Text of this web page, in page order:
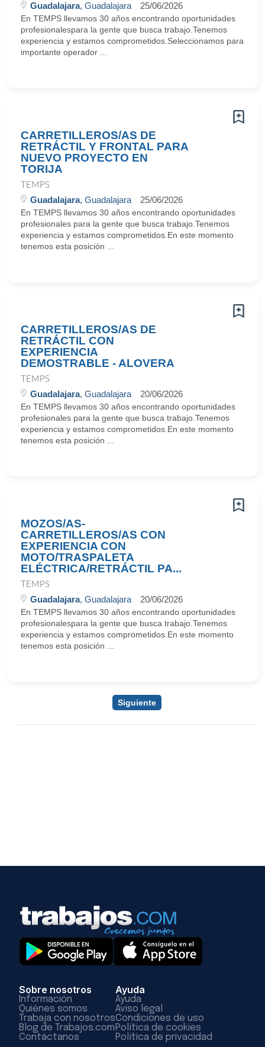
Guadalajara, Guadalajara 25/06/2026
En TEMPS llevamos 30 años encontrando oportunidades
profesionalespara la gente que busca trabajo.Tenemos
experiencia y estamos comprometidos.Seleccionamos para
importante operador ...
CARRETILLEROS/AS DE
RETRÁCTIL Y FRONTAL PARA
NUEVO PROYECTO EN
TORIJA
TEMPS
Guadalajara, Guadalajara 25/06/2026
En TEMPS llevamos 30 años encontrando oportunidades
profesionales para la gente que busca trabajo.Tenemos
experiencia y estamos comprometidos.En este momento
tenemos esta posición ...
CARRETILLEROS/AS DE
RETRÁCTIL CON
EXPERIENCIA
DEMOSTRABLE - ALOVERA
TEMPS
Guadalajara, Guadalajara 20/06/2026
En TEMPS llevamos 30 años encontrando oportunidades
profesionales para la gente que busca trabajo.Tenemos
experiencia y estamos comprometidos.En este momento
tenemos esta posición ...
MOZOS/AS-
CARRETILLEROS/AS CON
EXPERIENCIA CON
MOTO/TRASPALETA
ELÉCTRICA/RETRÁCTIL PA...
TEMPS
Guadalajara, Guadalajara 20/06/2026
En TEMPS llevamos 30 años encontrando oportunidades
profesionalespara la gente que busca trabajo.Tenemos
experiencia y estamos comprometidos.En este momento
tenemos esta posición ...
Siguiente
Sobre nosotros
Información
Quiénes somos
Trabaja con nosotros
Blog de Trabajos.com
Contáctanos
Ayuda
Ayuda
Aviso legal
Condiciones de uso
Política de cookies
Política de privacidad